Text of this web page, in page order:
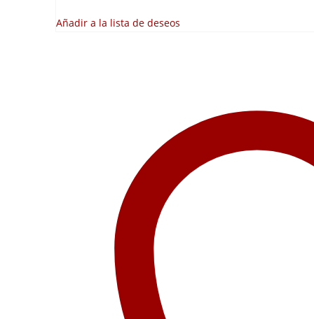
Añadir a la lista de deseos